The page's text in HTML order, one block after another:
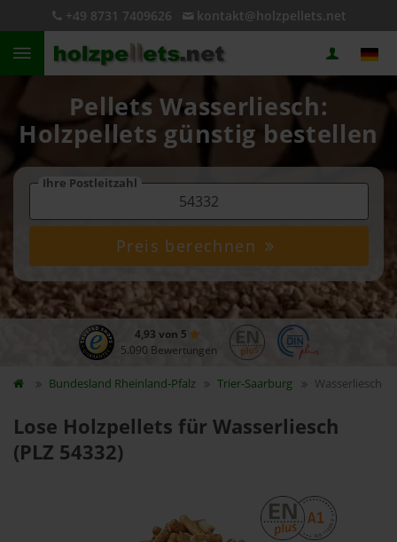
+49 8731 7409626 kontakt@holzpellets.net
Pellets Wasserliesch:
Holzpellets günstig bestellen
Ihre Postleitzahl
Preis berechnen
4,93 von 5
5.090 Bewertungen
Bundesland Rheinland-Pfalz Trier-Saarburg Wasserliesch
Lose Holzpellets für Wasserliesch
(PLZ 54332)